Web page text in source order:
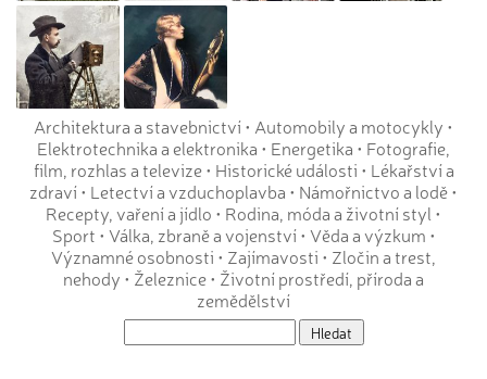
Architektura a stavebnictví• Automobily a motocykly •
Elektrotechnika a elektronika • Energetika • Fotografie,
film, rozhlas a televize• Historické události • Lékařství a
zdraví• Letectví a vzduchoplavba • Námořnictvo a lodě•
Recepty, vaření a jídlo • Rodina, móda a životní styl •
Sport • Válka, zbraně a vojenství• Věda a výzkum •
Významné osobnosti • Zajímavosti • Zločin a trest,
nehody • Železnice• Životní prostředí, příroda a
zemědělství